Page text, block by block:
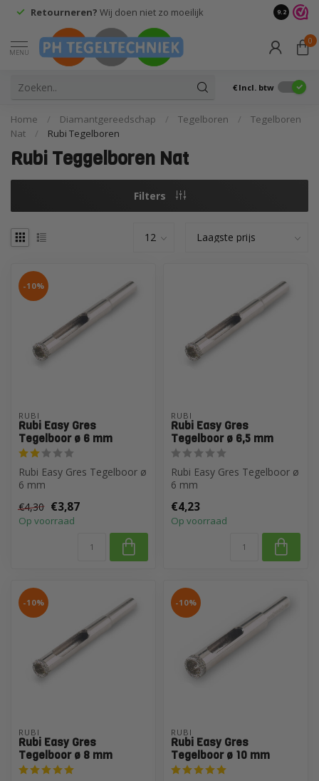
Retourneren? Wij doen niet zo moeilijk 9.2
MENU
0
€ Incl. btw
Home / Diamantgereedschap / Tegelboren /
Tegelboren
Nat
/ Rubi Tegelboren
Rubi Teggelboren Nat
Filters
-10%
RUBI
Rubi Easy Gres
Tegelboor ø 6 mm
Rubi Easy Gres Tegelboor ø
6 mm
€4,30 €3,87
Op voorraad
RUBI
Rubi Easy Gres
Tegelboor ø 6,5 mm
Rubi Easy Gres Tegelboor ø
6 mm
€4,23
Op voorraad
-10%
RUBI
Rubi Easy Gres
Tegelboor ø 8 mm
-10%
RUBI
Rubi Easy Gres
Tegelboor ø 10 mm